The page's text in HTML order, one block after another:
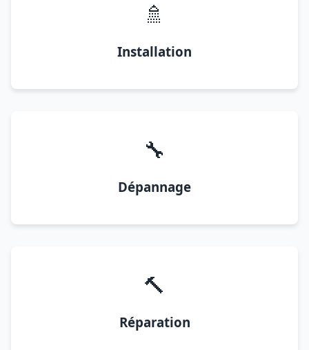
🚿
Installation
🔧
Dépannage
🔨
Réparation